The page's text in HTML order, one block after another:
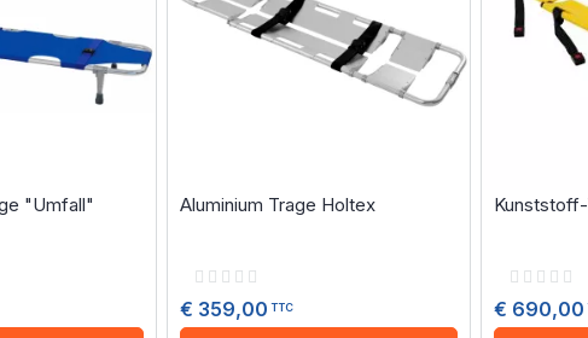
"Umfall"
Aluminium Trage Holtex
Rating:
€ 359,00 TTC
Rating:
€ 690,00